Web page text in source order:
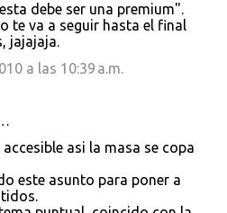
debe ser una premium".
te va a seguir hasta el final
jajajaja.
a las 10:39 a.m.
asi la masa se copa
este asunto para poner a